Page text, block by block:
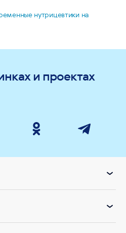
нутрицевтики на
и проектах